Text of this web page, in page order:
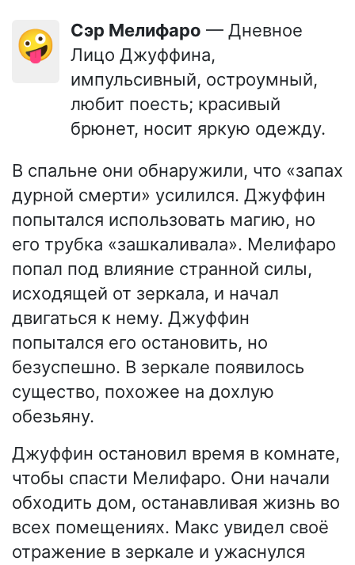
🤪 сэр Мелифаро — Дневное
Лицо Джуффина,
импульсивный, остроумный,
любит поесть; красивый
брюнет, носит яркую одежду.
В спальне они обнаружили, что «запах
дурной смерти» усилился. Джуффин
попытался использовать магию, но
его трубка «зашкаливала». Мелифаро
попал под влияние странной силы,
исходящей от зеркала, и начал
двигаться к нему. Джуффин
попытался его остановить, но
безуспешно. В зеркале появилось
существо, похожее на дохлую
обезьяну.
Джуффин остановил время в комнате,
чтобы спасти Мелифаро. Они начали
обходить дом, останавливая жизнь во
всех помещениях. Макс увидел своё
отражение в зеркале и ужаснулся